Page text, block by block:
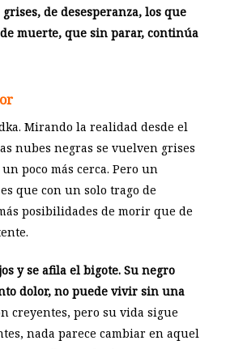
de desesperanza, los que
muerte, que sin parar, continúa
Mirando la realidad desde el
nubes negras se vuelven grises
poco más cerca. Pero un
que con un solo trago de
posibilidades de morir que de
y se afila el bigote. Su negro
dolor, no puede vivir sin una
creyentes, pero su vida sigue
nada parece cambiar en aquel